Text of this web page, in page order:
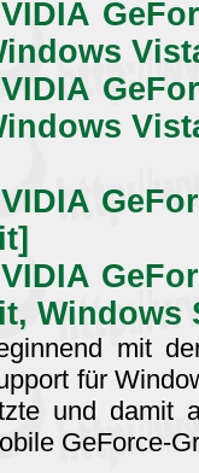
Windows
mit
für
und damit
GeForce-